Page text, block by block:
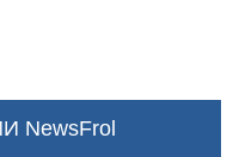
NewsFrol